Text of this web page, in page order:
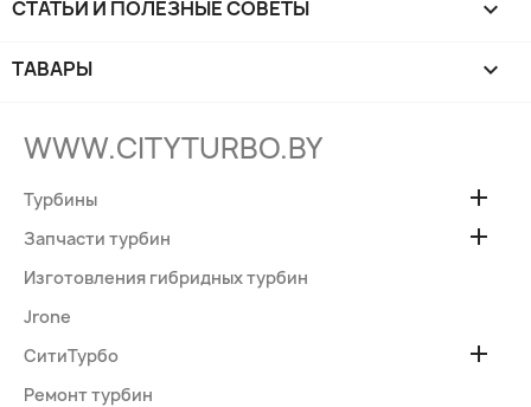
СТАТЬИ И ПОЛЕЗНЫЕ СОВЕТЫ 
ТАВАРЫ 
WWW.CITYTURBO.BY
Турбины 
Запчасти турбин 
Изготовления гибридных турбин
Jrone
СитиТурбо

Ремонт турбин